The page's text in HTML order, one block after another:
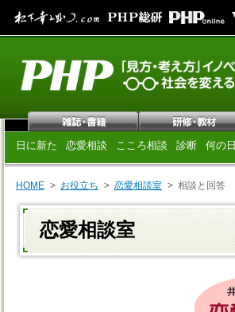
日に新た 恋愛相談 こころ相談 診断 何の日
HOME お役立ち 恋愛相談室 相談と回答
恋愛相談室